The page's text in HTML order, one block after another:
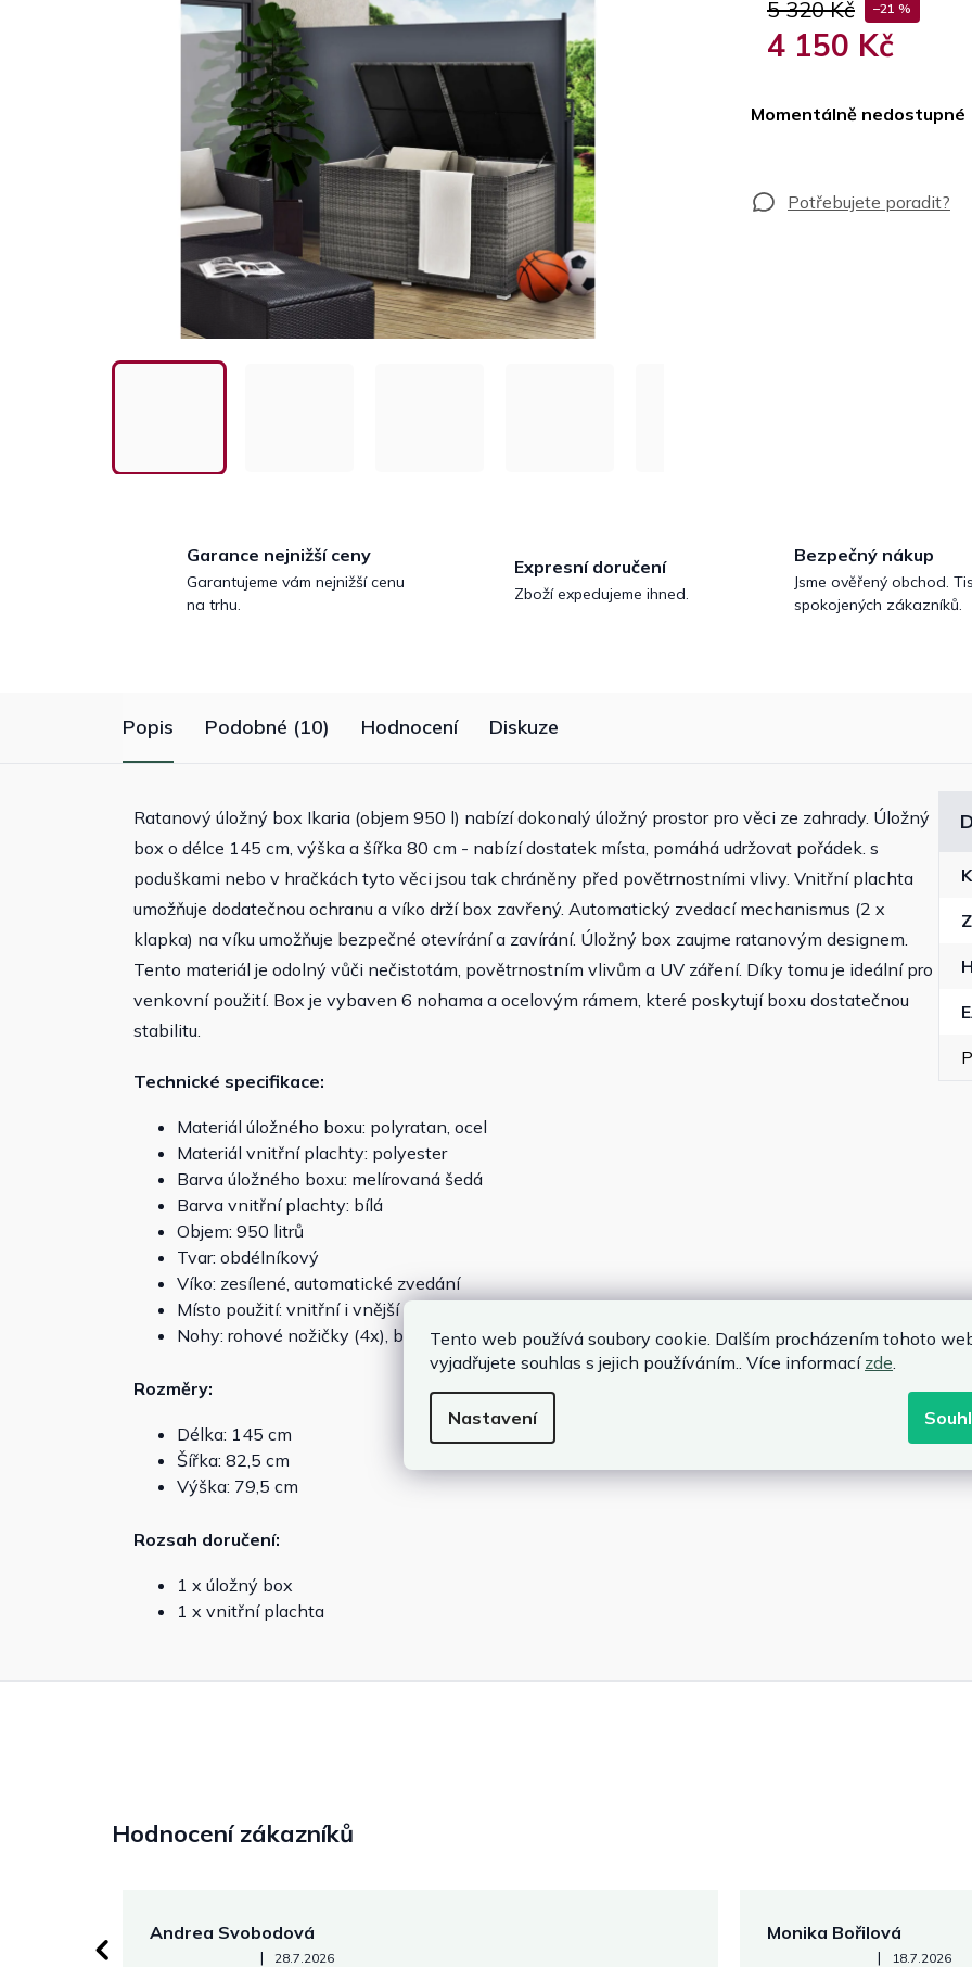
Tento web používá soubory cookie. Dalším procházením tohoto
vyjadřujete souhlas s jejich používáním.. Více informací zde.
Nastavení
5 320 Kč –21 %
4 150 Kč
Momentálně nedostupné
Garance nejnižší ceny
Garantujeme vám nejnižší cenu
na trhu.
Expresní doručení
Zboží expedujeme ihned.
Bezpečný nákup
Jsme ověřený obchod.
spokojených zákazníků.
Popis Podobné (10) Hodnocení Diskuze
Ratanový úložný box Ikaria (objem 950 l) nabízí dokonalý úložný prostor pro věci ze zahrady. Úložný
box o délce 145 cm, výška a šířka 80 cm - nabízí dostatek místa, pomáhá udržovat pořádek. s
poduškami nebo v hračkách tyto věci jsou tak chráněny před povětrnostními vlivy. Vnitřní plachta
umožňuje dodatečnou ochranu a víko drží box zavřený. Automatický zvedací mechanismus (2 x
klapka) na víku umožňuje bezpečné otevírání a zavírání. Úložný box zaujme ratanovým designem.
Tento materiál je odolný vůči nečistotám, povětrnostním vlivům a UV záření. Díky tomu je ideální pro
venkovní použití. Box je vybaven 6 nohama a ocelovým rámem, které poskytují boxu dostatečnou
stabilitu.
Technické specifikace:
Materiál úložného boxu: polyratan, ocel
Materiál vnitřní plachty: polyester
Barva úložného boxu: melírovaná šedá
Barva vnitřní plachty: bílá
Objem: 950 litrů
Tvar: obdélníkový
Víko: zesílené, automatické zvedání
Místo použití: vnitřní i vnější
Nohy: rohové nožičky (4x), boční nožičky (2x)
Rozměry:
Délka: 145 cm
Šířka: 82,5 cm
Výška: 79,5 cm
Rozsah doručení:
1 x úložný box
1 x vnitřní plachta
Hodnocení zákazníků
Andrea Svobodová
Hodnocení obchodu je 5 z 5 hvězdiček.
| 28.7.2026
Monika Bořilová
Hodnocení obchodu je 5 z
| 18.7.2026